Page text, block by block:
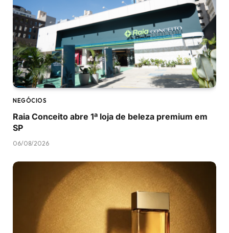
NEGÓCIOS
Raia Conceito abre 1ª loja de beleza premium em
SP
06/08/2026